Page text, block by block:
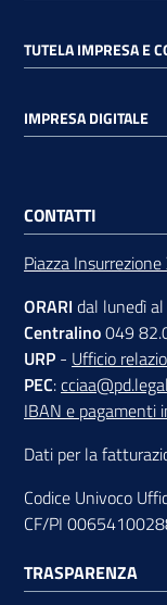
Seguici
su
TUTELA IMPRESA E
IMPRESA DIGITALE
CONTATTI
Piazza
ORARI dal lunedì
Centralino049
URP - Ufficio
PEC:
IBAN e pagamenti
Dati per la
Codice Univoco
CF/PI
TRASPARENZA